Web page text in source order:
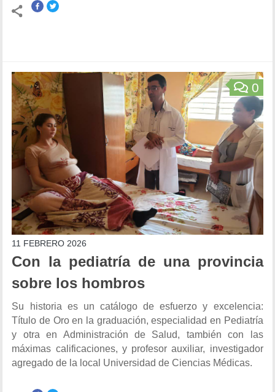
0
11 FEBRERO 2026
Con la pediatría de una provincia
sobre los hombros
Su historia es un catálogo de esfuerzo y excelencia:
Título de Oro en la graduación, especialidad en Pediatría
y otra en Administración de Salud, también con las
máximas calificaciones, y profesor auxiliar, investigador
agregado de la local Universidad de Ciencias Médicas.